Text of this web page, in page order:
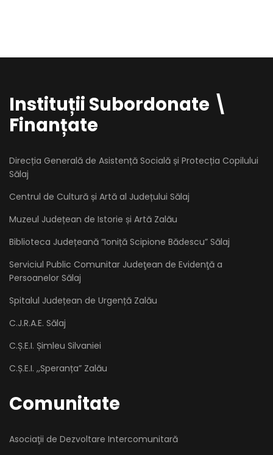
Instituții Subordonate \
Finanțate
Direcția Generală de Asistență Socială și Protecția Copilului
Sălaj
Centrul de Cultură și Artă al Județului Sălaj
Muzeul Județean de Istorie și Artă Zalău
Biblioteca Județeană “Ioniță Scipione Bădescu” Sălaj
Serviciul Public Comunitar Judeţean de Evidenţă a
Persoanelor Sălaj
Spitalul Județean de Urgență Zalău
C.J.R.A.E. Sălaj
C.Ș.E.I. Șimleu Silvaniei
C.Ș.E.I. ,,Speranța” Zalău
Comunitate
Asociaţii de Dezvoltare Intercomunitară